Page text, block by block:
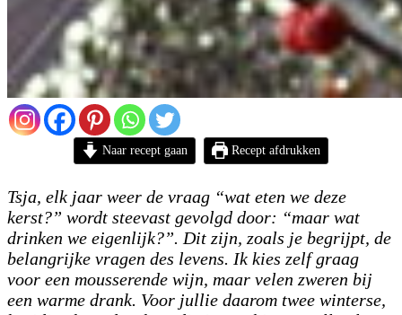
Naar recept gaan Recept afdrukken
Tsja, elk jaar weer de vraag “wat eten we deze
kerst?” wordt steevast gevolgd door: “maar wat
drinken we eigenlijk?”. Dit zijn, zoals je begrijpt, de
belangrijke vragen des levens. Ik kies zelf graag
voor een mousserende wijn, maar velen zweren bij
een warme drank. Voor jullie daarom twee winterse,